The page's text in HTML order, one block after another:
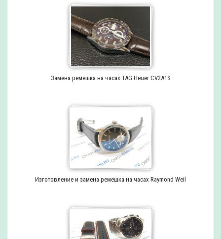
Замена ремешка на часах TAG Heuer CV2A1S
Изготовление и замена ремешка на часах Raymond Weil